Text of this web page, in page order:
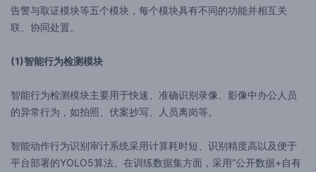
告警与取证模块等五个模块，每个模块具有不同的功能并相互关
联、协同处置。
(1)智能行为检测模块
智能行为检测模块主要用于快速、准确识别录像、影像中办公人员
的异常行为，如拍照、伏案抄写、人员离岗等。
智能动作行为识别审计系统采用计算耗时短、识别精度高以及便于
平台部署的YOLO5算法。在训练数据集方面，采用“公开数据+自有